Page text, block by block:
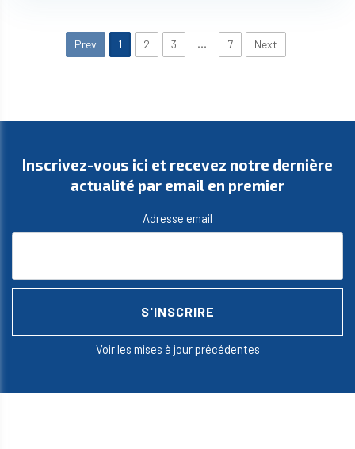
Prev 1 2 3 … 7 Next
Inscrivez-vous ici et recevez notre dernière
actualité par email en premier
Adresse email
Voir les mises à jour précédentes